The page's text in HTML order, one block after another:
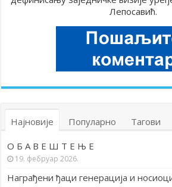
Лепосавић.
Најновије Популарно Тагови
О Б А В Е Ш Т Е Њ Е
19. фебруар 2026.
Награђени ђаци генерација и